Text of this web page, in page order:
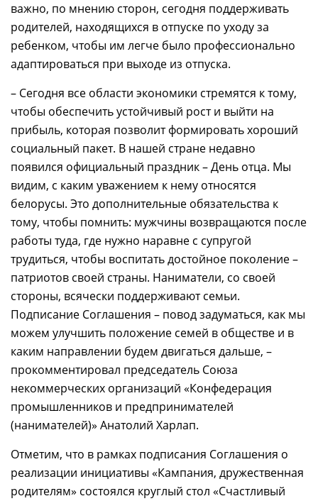
важно, по мнению сторон, сегодня поддерживать
родителей, находящихся в отпуске по уходу за
ребенком, чтобы им легче было профессионально
адаптироваться при выходе из отпуска.
– Сегодня все области экономики стремятся к тому,
чтобы обеспечить устойчивый рост и выйти на
прибыль, которая позволит формировать хороший
социальный пакет. В нашей стране недавно
появился официальный праздник – День отца. Мы
видим, с каким уважением к нему относятся
белорусы. Это дополнительные обязательства к
тому, чтобы помнить: мужчины возвращаются после
работы туда, где нужно наравне с супругой
трудиться, чтобы воспитать достойное поколение –
патриотов своей страны. Наниматели, со своей
стороны, всячески поддерживают семьи.
Подписание Соглашения – повод задуматься, как мы
можем улучшить положение семей в обществе и в
каким направлении будем двигаться дальше, –
прокомментировал председатель Союза
некоммерческих организаций «Конфедерация
промышленников и предпринимателей
(нанимателей)» Анатолий Харлап.
Отметим, что в рамках подписания Соглашения о
реализации инициативы «Кампания, дружественная
родителям» состоялся круглый стол «Счастливый